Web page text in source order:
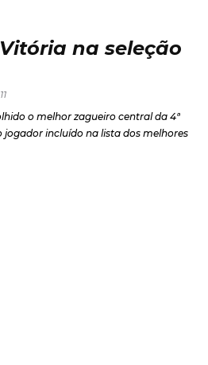
na seleção
o melhor zagueiro central da 4ª
incluído na lista dos melhores